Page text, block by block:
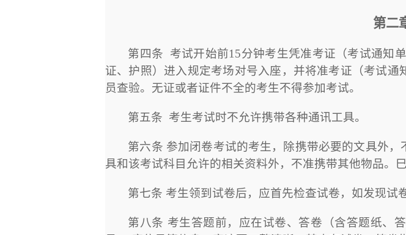
第二
第四条 考试开始前15分钟考生凭准考证（考试通知
证、护照）进入规定考场对号入座，并将准考证（考试
员查验。无证或者证件不全的考生不得参加考试。
第五条 考生考试时不允许携带各种通讯工具。
第六条 参加闭卷考试的考生，除携带必要的文具外
具和该考试科目允许的相关资料外，不准携带其他物品。
第七条 考生领到试卷后，应首先检查试卷，如发现试
第八条 考生答题前，应在试卷、答卷（含答题纸、